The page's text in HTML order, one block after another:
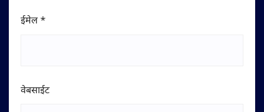
ईमेल *
वेबसाईट